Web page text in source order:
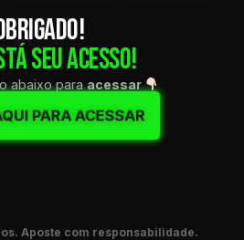
SEU ACESSO!
abaixo paraacessar
PARA ACESSAR
Aposte com responsabilidade.